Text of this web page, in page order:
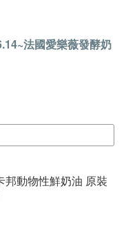
法國愛樂薇發酵奶